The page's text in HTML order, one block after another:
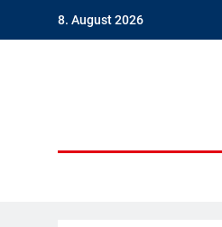
8. August 2026